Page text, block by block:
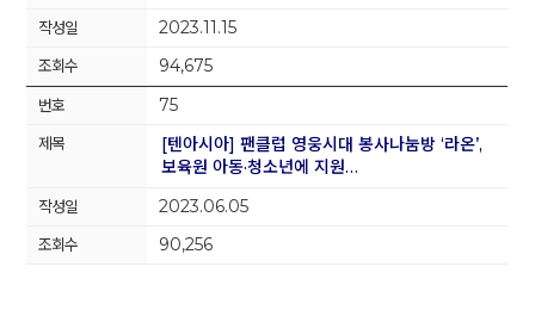
2023.11.15
94,675
75
[텐아시아] 팬클럽 영웅시대 봉사나눔방 ‘라온’,
보육원 아동·청소년에 지원…
2023.06.05
90,256